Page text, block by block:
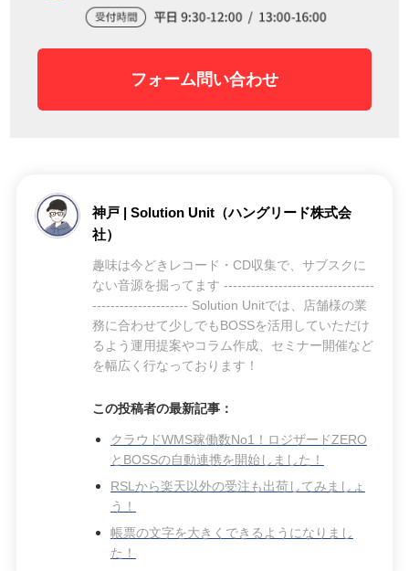
フォーム問い合わせ
神戸 | Solution Unit（ハングリード株式会
社）
趣味は今どきレコード・CD収集で、サブスクに
ない音源を掘ってます ---------------------------------
--------------------- Solution Unitでは、店舗様の業
務に合わせて少しでもBOSSを活用していただけ
るよう運用提案やコラム作成、セミナー開催など
を幅広く行なっております！
この投稿者の最新記事：
クラウドWMS稼働数No1！ロジザードZERO
とBOSSの自動連携を開始しました！
RSLから楽天以外の受注も出荷してみましょ
う！
帳票の文字を大きくできるようになりまし
た！